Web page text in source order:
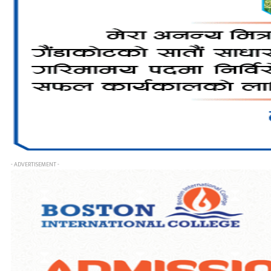
- ADVERTISEMENT -